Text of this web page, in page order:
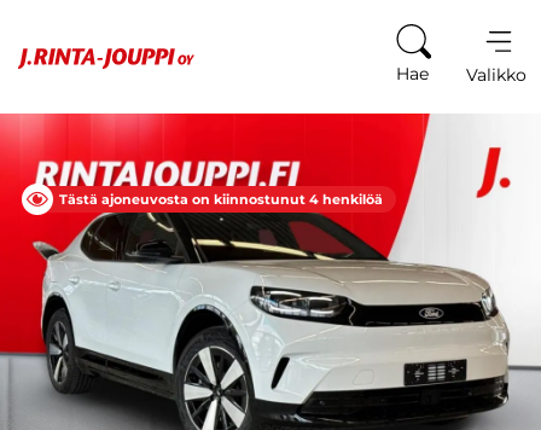
Hae Valikko
Tästä ajoneuvosta on kiinnostunut 4 henkilöä